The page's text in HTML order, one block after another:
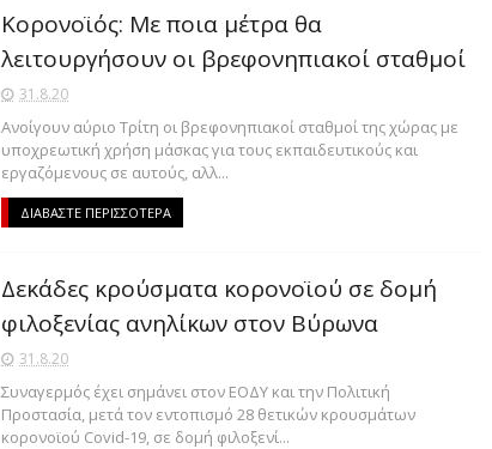
Κορονοϊός: Με ποια μέτρα θα
λειτουργήσουν οι βρεφονηπιακοί σταθμοί
31.8.20
Ανοίγουν αύριο Τρίτη οι βρεφονηπιακοί σταθμοί της χώρας με
υποχρεωτική χρήση μάσκας για τους εκπαιδευτικούς και
εργαζόμενους σε αυτούς, αλλ...
ΔΙΑΒΑΣΤΕ ΠΕΡΙΣΣΟΤΕΡΑ
Δεκάδες κρούσματα κορονοϊού σε δομή
φιλοξενίας ανηλίκων στον Βύρωνα
31.8.20
Συναγερμός έχει σημάνει στον ΕΟΔΥ και την Πολιτική
Προστασία, μετά τον εντοπισμό 28 θετικών κρουσμάτων
κορονοϊού Covid-19, σε δομή φιλοξενί...